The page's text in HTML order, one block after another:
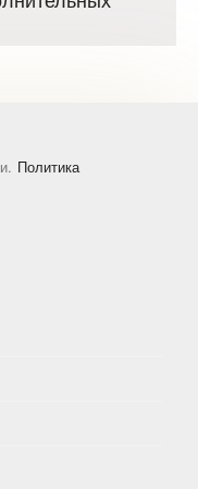
Политика